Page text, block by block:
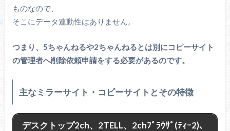
ものなので、
そこにデータ連動性はありません。
つまり、5ちゃんねるや2ちゃんねるとは別にコピーサイト
の管理者へ削除依頼申請をする必要があるのです。
主なミラーサイト・コピーサイトとその特徴
デスクトップ2ch、2TELL、2chﾌﾞﾗｳｻﾞ(ﾃｨｰ2)、